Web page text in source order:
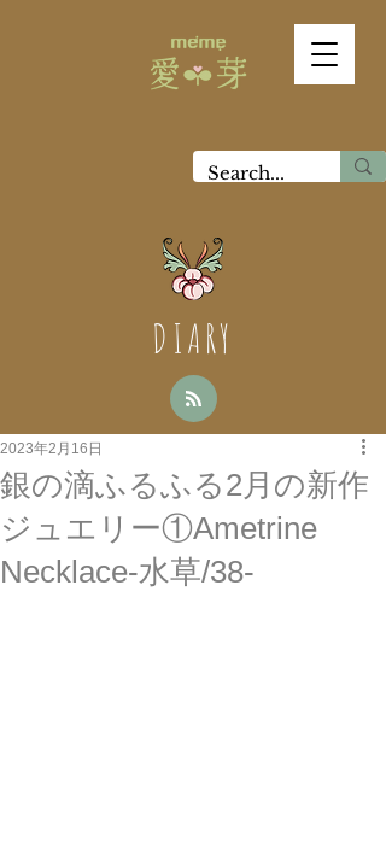
DIARY
銀の滴ふるふる2月の新作
ジュエリー①Ametrine
Necklace-水草/38-
2023年2月16日